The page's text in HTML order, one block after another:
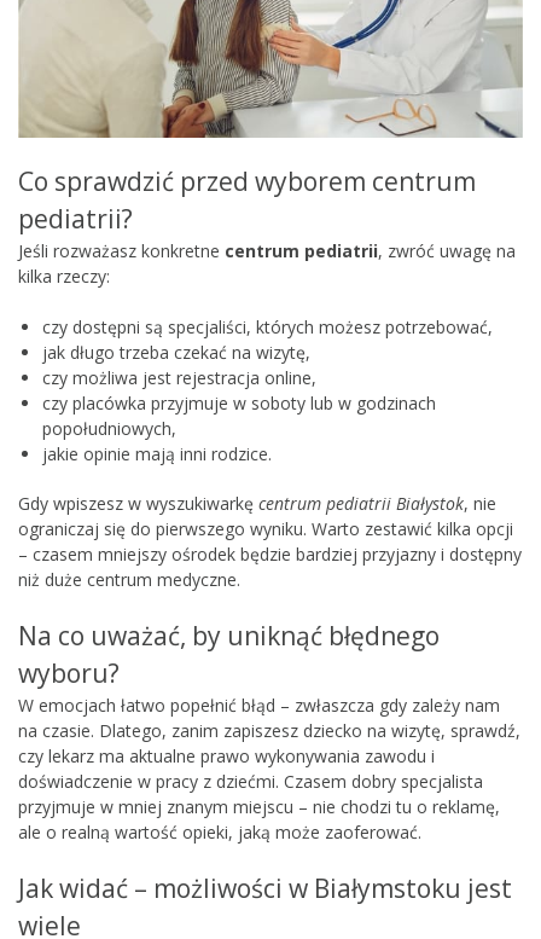
Co sprawdzić przed wyborem centrum
pediatrii?
Jeśli rozważasz konkretne centrum pediatrii, zwróć uwagę na
kilka rzeczy:
czy dostępni są specjaliści, których możesz potrzebować,
jak długo trzeba czekać na wizytę,
czy możliwa jest rejestracja online,
czy placówka przyjmuje w soboty lub w godzinach
popołudniowych,
jakie opinie mają inni rodzice.
Gdy wpiszesz w wyszukiwarkę centrum pediatrii Białystok, nie
ograniczaj się do pierwszego wyniku. Warto zestawić kilka opcji
– czasem mniejszy ośrodek będzie bardziej przyjazny i dostępny
niż duże centrum medyczne.
Na co uważać, by uniknąć błędnego
wyboru?
W emocjach łatwo popełnić błąd – zwłaszcza gdy zależy nam
na czasie. Dlatego, zanim zapiszesz dziecko na wizytę, sprawdź,
czy lekarz ma aktualne prawo wykonywania zawodu i
doświadczenie w pracy z dziećmi. Czasem dobry specjalista
przyjmuje w mniej znanym miejscu – nie chodzi tu o reklamę,
ale o realną wartość opieki, jaką może zaoferować.
Jak widać – możliwości w Białymstoku jest
wiele